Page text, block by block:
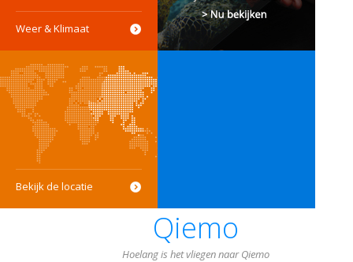
Weer & Klimaat
Bekijk de locatie
Qiemo
Hoelang is het vliegen naar Qiemo